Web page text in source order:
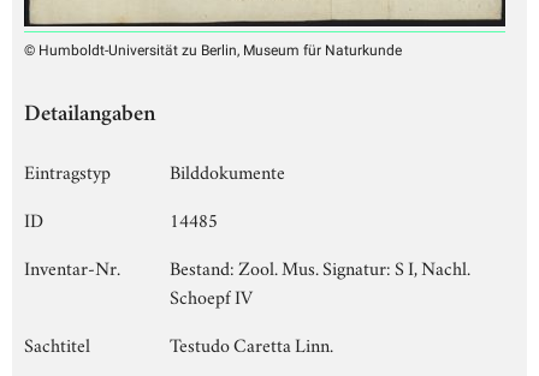
© Humboldt-Universität zu Berlin, Museum für Naturkunde
Detailangaben
Eintragstyp
Bilddokumente
ID
14485
Inventar-Nr.
Bestand: Zool. Mus. Signatur: S I, Nachl.
Schoepf IV
Sachtitel
Testudo Caretta Linn.